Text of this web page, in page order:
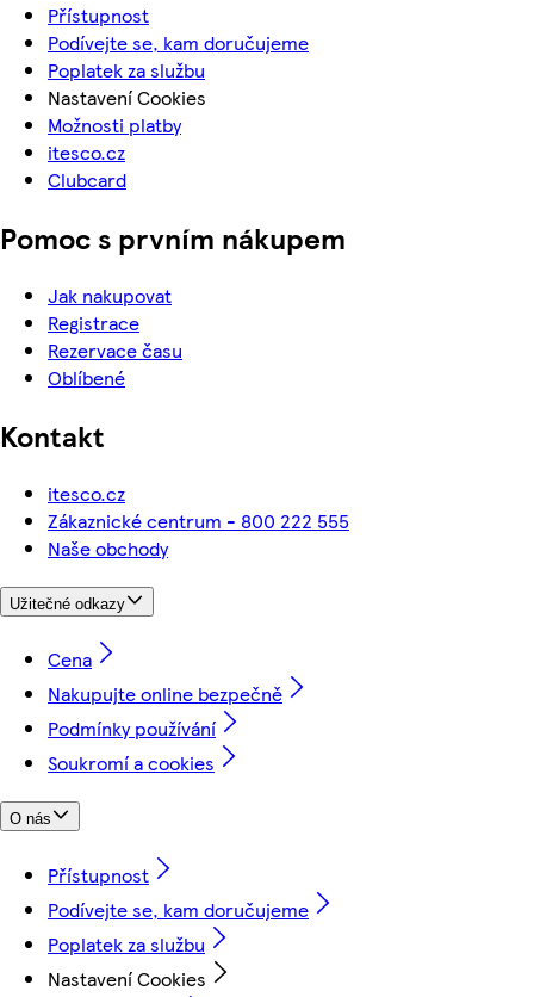
Přístupnost
Podívejte se, kam doručujeme
Poplatek za službu
Nastavení Cookies
Možnosti platby
itesco.cz
Clubcard
Pomoc s prvním nákupem
Jak nakupovat
Registrace
Rezervace času
Oblíbené
Kontakt
itesco.cz
Zákaznické centrum - 800 222 555
Naše obchody
Užitečné odkazy
Cena
Nakupujte online bezpečně
Podmínky používání
Soukromí a cookies
O nás
Přístupnost
Podívejte se, kam doručujeme
Poplatek za službu
Nastavení Cookies